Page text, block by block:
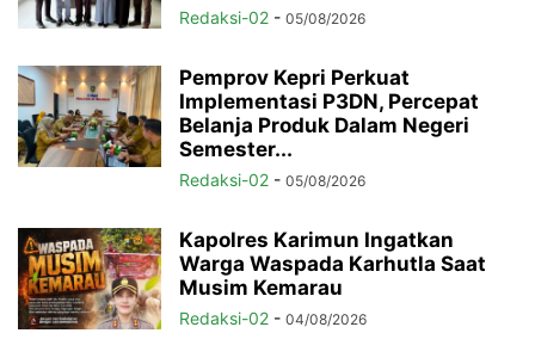
Redaksi-02 - 05/08/2026
Pemprov Kepri Perkuat
Implementasi P3DN, Percepat
Belanja Produk Dalam Negeri
Semester...
Redaksi-02 - 05/08/2026
Kapolres Karimun Ingatkan
Warga Waspada Karhutla Saat
Musim Kemarau
Redaksi-02 - 04/08/2026